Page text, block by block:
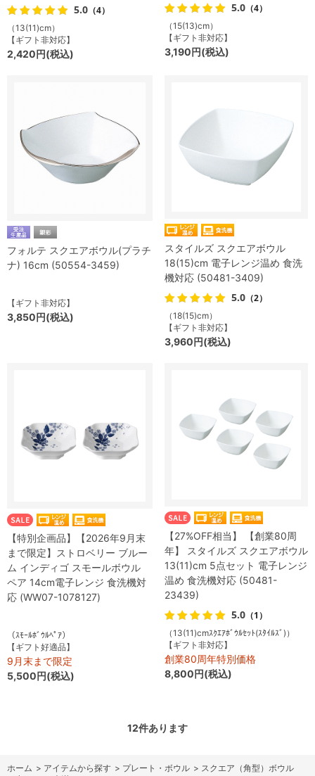
5.0 （4）
（13(11)cm）
【ギフト非対応】
2,420円(税込)
5.0 （4）
（15(13)cm）
【ギフト非対応】
3,190円(税込)
フォルテ スクエアボウル(プラチ
ナ) 16cm (50554-3459)
【ギフト非対応】
3,850円(税込)
スタイルズ スクエアボウル
18(15)cm 電子レンジ温め 食洗
機対応 (50481-3409)
5.0 （2）
（18(15)cm）
【ギフト非対応】
3,960円(税込)
【特別企画品】【2026年9月末
まで限定】ストロベリー ブルー
ム インディゴ スモールボウル
ペア 14cm電子レンジ 食洗機対
応 (WW07-1078127)
（ｽﾓｰﾙﾎﾞｳﾙﾍﾟｱ）
【ギフト好適品】
9月末まで限定
5,500円(税込)
【27%OFF相当】 【創業80周
年】 スタイルズ スクエアボウル
13(11)cm 5点セット 電子レンジ
温め 食洗機対応 (50481-
23439)
5.0 （1）
（13(11)cmｽｸｴｱﾎﾞｳﾙｾｯﾄ(ｽﾀｲﾙｽﾞ)）
【ギフト非対応】
創業80周年特別価格
8,800円(税込)
12件あります
ホーム > アイテムから探す > プレート・ボウル > スクエア（角型）ボウル